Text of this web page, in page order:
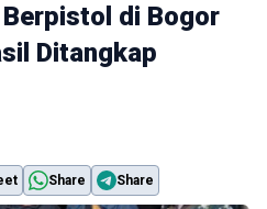
di Bogor
Ditangkap
Share Share